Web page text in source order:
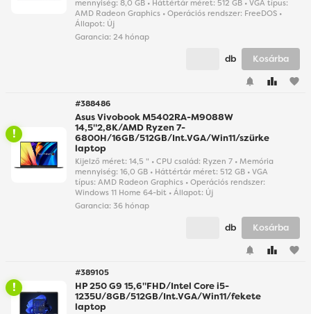
mennyiség: 8,0 GB • Háttértár méret: 512 GB • VGA típus:
AMD Radeon Graphics • Operációs rendszer: FreeDOS •
Állapot: Új
Garancia: 24 hónap
favorite
db Kosárba
#388486
Asus Vivobook M5402RA-M9088W
14,5"2,8K/AMD Ryzen 7-
6800H/16GB/512GB/Int.VGA/Win11/szürke
laptop
Kijelző méret: 14,5 " • CPU család: Ryzen 7 • Memória
mennyiség: 16,0 GB • Háttértár méret: 512 GB • VGA
típus: AMD Radeon Graphics • Operációs rendszer:
Windows 11 Home 64-bit • Állapot: Új
Garancia: 36 hónap
favorite
db Kosárba
#389105
HP 250 G9 15,6"FHD/Intel Core i5-
1235U/8GB/512GB/Int.VGA/Win11/fekete
laptop